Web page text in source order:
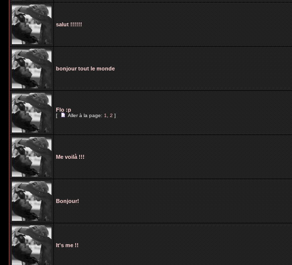
salut !!!!!!
bonjour tout le monde
Flo :p
[ Aller à la page:1,2]
Me voilà !!!
Bonjour!
It's me !!